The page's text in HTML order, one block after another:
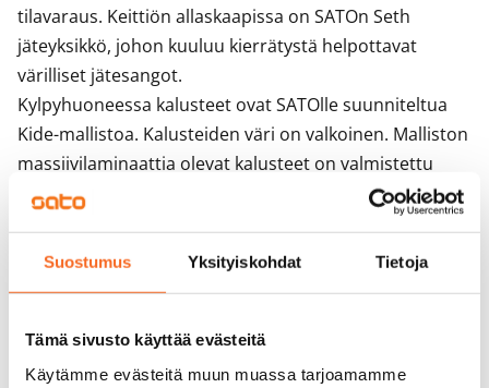
Suostumus Yksityiskohdat Tietoja
Tämä sivusto käyttää evästeitä
Käytämme evästeitä muun muassa tarjoamamme
tilavaraus. Keittiön allaskaapissa on SATOn Seth
jäteyksikkö, johon kuuluu kierrätystä helpottavat
värilliset jätesangot.
Kylpyhuoneessa kalusteet ovat SATOlle suunniteltua
Kide-mallistoa. Kalusteiden väri on valkoinen. Malliston
massiivilaminaattia olevat kalusteet on valmistettu
Suomessa. Kylpyhuoneen seinät ovat valkoista laattaa
Kylpyhuoneessa on tilavaraus ja liitännät
kaukolämpö. Eteisessä ja kylpyhuoneessa on kiinteät
valaisimet. Vesi laskutetaan kulutuksen mukaan.